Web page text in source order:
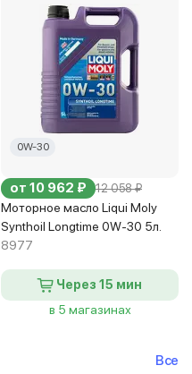
0W-30
от 10 962 ₽ 12 058 ₽
Моторное масло Liqui Moly
Synthoil Longtime 0W-30 5л.
8977
Через 15 мин
в 5 магазинах
Все